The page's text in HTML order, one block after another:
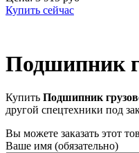
Купить сейчас
Подшипник
Купить Подшипник
другой спецтехники под
Вы можете заказать этот
Ваше имя (обязательно)